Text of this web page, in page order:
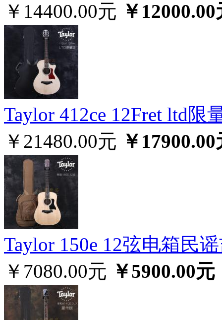
￥14400.00元 ￥12000.00
Taylor 412ce 12Fret ltd限
￥21480.00元 ￥17900.00
Taylor 150e 12弦电箱民
￥7080.00元 ￥5900.00元